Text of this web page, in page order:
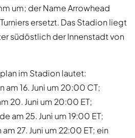
um; der Name Arrowhead
ersetzt. Das Stadion liegt
südöstlich der Innenstadt von
im Stadion lautet:
am 16. Juni um 20:00 CT;
20. Juni um 20:00 ET;
am 25. Juni um 19:00 ET;
27. Juni um 22:00 ET; ein